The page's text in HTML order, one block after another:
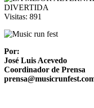
Visitas: 891
Por:
José Luis Acevedo
Coordinador de Prensa